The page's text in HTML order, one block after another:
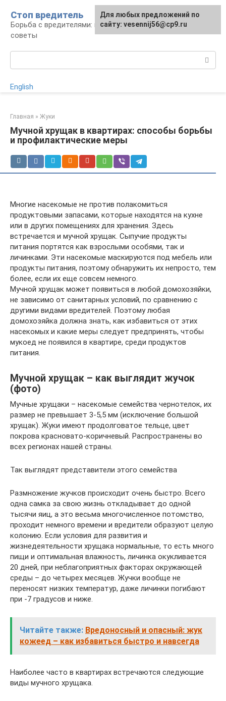
контенту
Стоп вредитель
Борьба с вредителями: правила, средства,
советы
English
Главная » Жуки
Мучной хрущак в квартирах: способы борьбы
и профилактические меры
Многие насекомые не против полакомиться
продуктовыми запасами, которые находятся на кухне
или в других помещениях для хранения. Здесь
встречается и мучной хрущак. Сыпучие продукты
питания портятся как взрослыми особями, так и
личинками. Эти насекомые маскируются под мебель или
продукты питания, поэтому обнаружить их непросто, тем
более, если их еще совсем немного.
Мучной хрущак может появиться в любой домохозяйки,
не зависимо от санитарных условий, по сравнению с
другими видами вредителей. Поэтому любая
домохозяйка должна знать, как избавиться от этих
насекомых и какие меры следует предпринять, чтобы
мукоед не появился в квартире, среди продуктов
питания.
Мучной хрущак – как выглядит жучок
(фото)
Мучные хрущаки – насекомые семейства чернотелок, их
размер не превышает 3-5,5 мм (исключение большой
хрущак). Жуки имеют продолговатое тельце, цвет
покрова красновато-коричневый. Распространены во
всех регионах нашей страны.
Так выглядят представители этого семейства
Размножение жучков происходит очень быстро. Всего
одна самка за свою жизнь откладывает до одной
тысячи яиц, а это весьма многочисленное потомство,
проходит немного времени и вредители образуют целую
колонию. Если условия для развития и
жизнедеятельности хрущака нормальные, то есть много
пищи и оптимальная влажность, личинка окукливается
20 дней, при неблагоприятных факторах окружающей
среды – до четырех месяцев. Жучки вообще не
переносят низких температур, даже личинки погибают
при -7 градусов и ниже.
Читайте также: Вредоносный и опасный: жук
кожеед – как избавиться быстро и навсегда
Наиболее часто в квартирах встречаются следующие
виды мучного хрущака.
Для любых предложений по
сайту: vesennij56@cp9.ru